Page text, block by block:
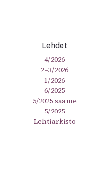
Lehdet
4/2026
2–3/2026
1/2026
6/2025
5/2025 saame
5/2025
Lehtiarkisto